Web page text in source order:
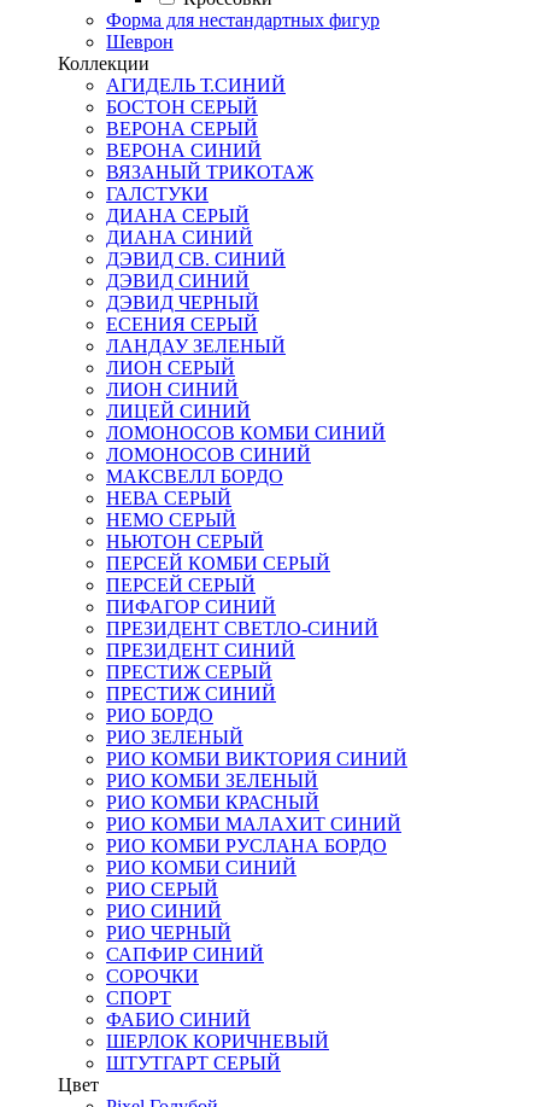
Форма для нестандартных фигур
Шеврон
Коллекции
АГИДЕЛЬ Т.СИНИЙ
БОСТОН СЕРЫЙ
ВЕРОНА СЕРЫЙ
ВЕРОНА СИНИЙ
ВЯЗАНЫЙ ТРИКОТАЖ
ГАЛСТУКИ
ДИАНА СЕРЫЙ
ДИАНА СИНИЙ
ДЭВИД СВ. СИНИЙ
ДЭВИД СИНИЙ
ДЭВИД ЧЕРНЫЙ
ЕСЕНИЯ СЕРЫЙ
ЛАНДАУ ЗЕЛЕНЫЙ
ЛИОН СЕРЫЙ
ЛИОН СИНИЙ
ЛИЦЕЙ СИНИЙ
ЛОМОНОСОВ КОМБИ СИНИЙ
ЛОМОНОСОВ СИНИЙ
МАКСВЕЛЛ БОРДО
НЕВА СЕРЫЙ
НЕМО СЕРЫЙ
НЬЮТОН СЕРЫЙ
ПЕРСЕЙ КОМБИ СЕРЫЙ
ПЕРСЕЙ СЕРЫЙ
ПИФАГОР СИНИЙ
ПРЕЗИДЕНТ СВЕТЛО-СИНИЙ
ПРЕЗИДЕНТ СИНИЙ
ПРЕСТИЖ СЕРЫЙ
ПРЕСТИЖ СИНИЙ
РИО БОРДО
РИО ЗЕЛЕНЫЙ
РИО КОМБИ ВИКТОРИЯ СИНИЙ
РИО КОМБИ ЗЕЛЕНЫЙ
РИО КОМБИ КРАСНЫЙ
РИО КОМБИ МАЛАХИТ СИНИЙ
РИО КОМБИ РУСЛАНА БОРДО
РИО КОМБИ СИНИЙ
РИО СЕРЫЙ
РИО СИНИЙ
РИО ЧЕРНЫЙ
САПФИР СИНИЙ
СОРОЧКИ
СПОРТ
ФАБИО СИНИЙ
ШЕРЛОК КОРИЧНЕВЫЙ
ШТУТГАРТ СЕРЫЙ
Цвет